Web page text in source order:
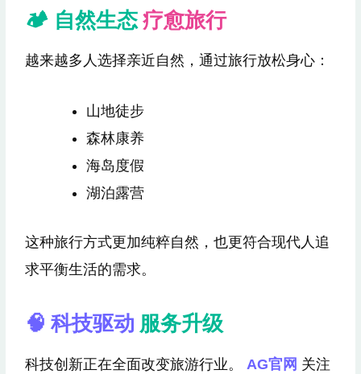
🏕 自然生态 疗愈旅行
越来越多人选择亲近自然，通过旅行放松身心：
山地徒步
森林康养
海岛度假
湖泊露营
这种旅行方式更加纯粹自然，也更符合现代人追
求平衡生活的需求。
🧠 科技驱动 服务升级
科技创新正在全面改变旅游行业。AG官网 关注